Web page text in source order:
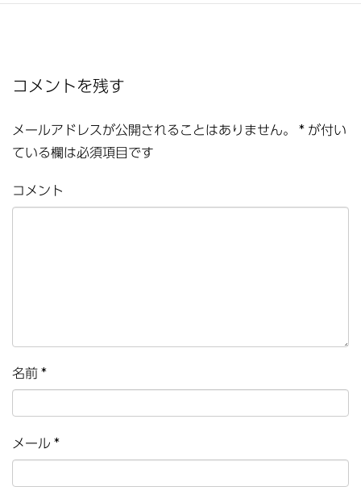
コメントを残す
メールアドレスが公開されることはありません。 * が付い
ている欄は必須項目です
コメント
名前 *
メール *